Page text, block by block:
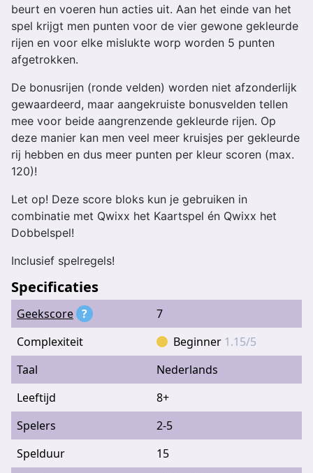
beurt en voeren hun acties uit. Aan het einde van het
spel krijgt men punten voor de vier gewone gekleurde
rijen en voor elke mislukte worp worden 5 punten
afgetrokken.
De bonusrijen (ronde velden) worden niet afzonderlijk
gewaardeerd, maar aangekruiste bonusvelden tellen
mee voor beide aangrenzende gekleurde rijen. Op
deze manier kan men veel meer kruisjes per gekleurde
rij hebben en dus meer punten per kleur scoren (max.
120)!
Let op! Deze score bloks kun je gebruiken in
combinatie met Qwixx het Kaartspel én Qwixx het
Dobbelspel!
Inclusief spelregels!
Specificaties
Geekscore ?
7
Complexiteit
Beginner 1.15/5
Taal
Nederlands
Leeftijd
8+
Spelers
2-5
Spelduur
15